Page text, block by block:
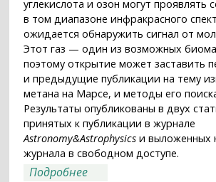
углекислота и озон могут проявлять
в том диапазоне инфракрасного
ожидается обнаружить сигнал от
Этот газ — один из возможных
поэтому открытие может заставить
и предыдущие публикации на тему
метана на Марсе, и методы его
Результаты опубликованы в двух
принятых к публикации в журнале
Astronomy&Astrophysics и выложенных
журнала в свободном доступе.
Подробнее